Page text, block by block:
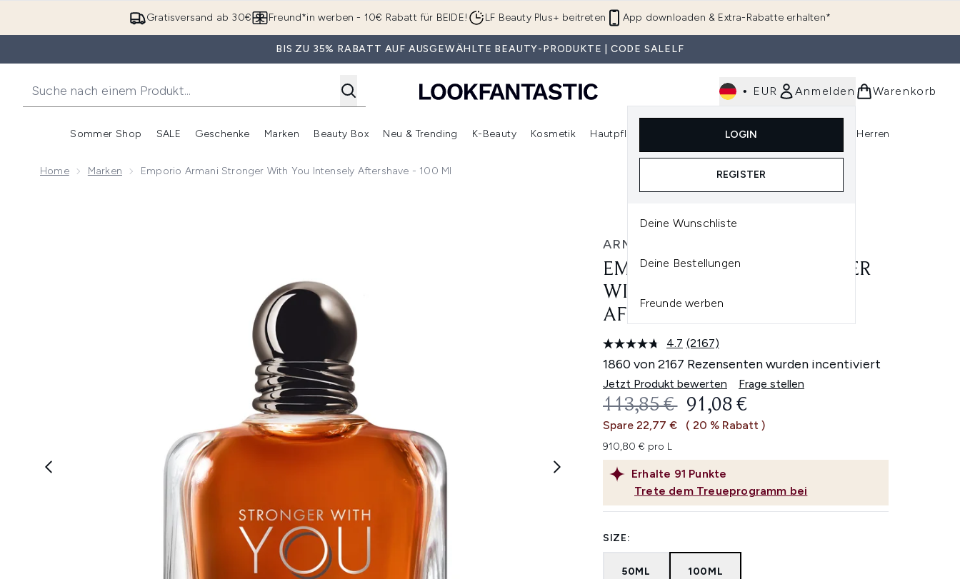
Zum Hauptinhalt springen
Gratisversand ab 30€ App downloaden & Extra-Rabatte erhalten*
Freund*in werben - 10€ Rabatt für BEIDE! LF Beauty Plus+ beitreten
BIS ZU 35% RABATT AUF AUSGEWÄHLTE BEAUTY-PRODUKTE | CODE SALELF
• EUR Anmelden
LOGIN
REGISTER
Deine Wunschliste
Deine Bestellungen
Freunde werben
Warenkorb
Sommer Shop
Untermenü Anmelden (Sommer Shop)
SALE
Untermenü Anmelden (SALE)
Geschenke
Untermenü Anmelden (Geschenke)
Marken
Untermenü Anmelden (Marken)
Beauty Box
Untermenü Anmelden (Beauty Box)
Neu & Trending
Untermenü Anmelden (Neu & Trending)
K-Beauty Kosmetik
Untermenü Anmelden (Kosmetik)
Hautpflege
Untermenü Anmelden (Haarpflege)
Parfum
Untermenü Anmelden (Parfum)
Herren
Home Marken Emporio Armani Stronger With You Intensely Aftershave - 100 Ml
ARMANI
EMPORIO ARMANI STRONGER
WITH YOU INTENSELY
AFTERSHAVE - 100 ML
4.7 2167
Bewertungen
lesen.
Link
auf
derselben
Seite.
(2167)
1860 von 2167 Rezensenten wurden incentiviert
Jetzt Produkt bewerten Frage stellen
Erhalte 91 Punkte
Trete dem Treueprogramm bei
UNVERBINDLICHE PREISEMPFEHLUNG:
113,85 € AKTUELLER PREIS:
91,08 €
Spare 22,77 € ( 20 % Rabatt )
910,80 € pro L
SIZE:
50ML 100ML